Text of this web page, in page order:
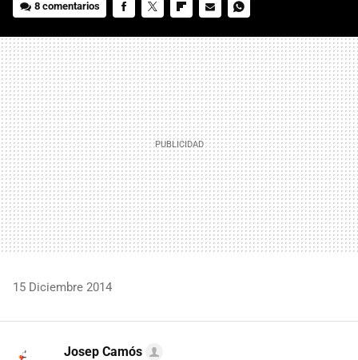
8 comentarios
MAIL
15 Diciembre 2014
Josep Camós